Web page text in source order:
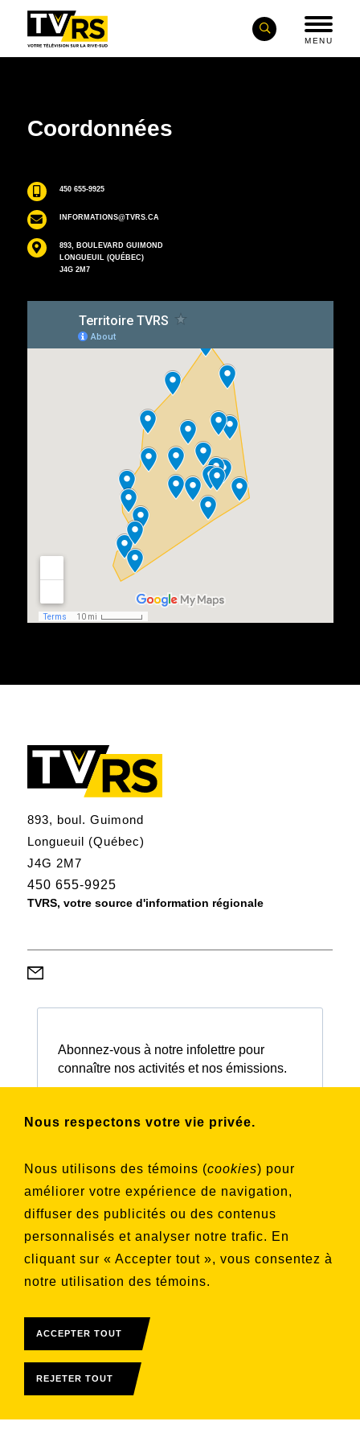
Nous respectons votre vie privée.
Nous utilisons des témoins (cookies) pour
améliorer votre expérience de navigation,
diffuser des publicités ou des contenus
personnalisés et analyser notre trafic. En
cliquant sur « Accepter tout », vous consentez à
notre utilisation des témoins.
ACCEPTER TOUT
REJETER TOUT
MENU
Coordonnées
450 655-9925
INFORMATIONS@TVRS.CA
893, BOULEVARD GUIMOND
LONGUEUIL (QUÉBEC)
J4G 2M7
893, boul. Guimond
Longueuil (Québec)
J4G 2M7
450 655-9925
TVRS, votre source d'information régionale
Abonnez-vous à notre infolettre pour
connaître nos activités et nos émissions.
Choisissez les listes auxquelles vous
Aucune liste sélectionnée
S'INSCRIRE